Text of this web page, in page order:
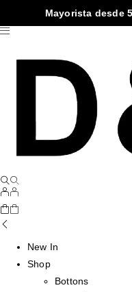
Mayorista
New In
Shop
Bottons